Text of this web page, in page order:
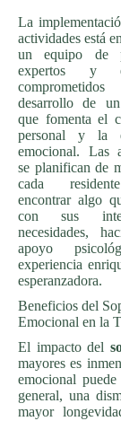
La
actividades está
un equipo de
expertos y
desarrollo de
que fomenta el
personal y la
emocional. Las
se planifican de
cada
encontrar algo
con sus
necesidades,
apoyo
experiencia
esperanzadora.
Beneficios del
Emocional en la
El impacto del
mayores es
emocional
general, una
mayor